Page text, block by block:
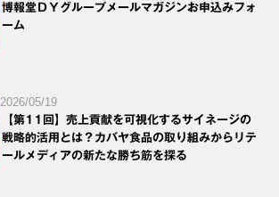
博報堂ＤＹグループメールマガジンお申込みフォ
ーム
2026/05/19
【第11回】売上貢献を可視化するサイネージの
戦略的活用とは？カバヤ食品の取り組みからリテ
ールメディアの新たな勝ち筋を探る